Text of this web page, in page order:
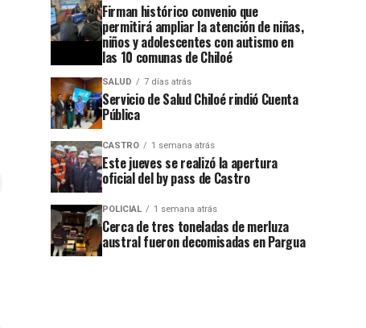
Firman histórico convenio que
permitirá ampliar la atención de niñas,
niños y adolescentes con autismo en
las 10 comunas de Chiloé
SALUD 7 días atrás
Servicio de Salud Chiloé rindió Cuenta
Pública
CASTRO 1 semana atrás
Este jueves se realizó la apertura
oficial del by pass de Castro
POLICIAL 1 semana atrás
Cerca de tres toneladas de merluza
austral fueron decomisadas en Pargua